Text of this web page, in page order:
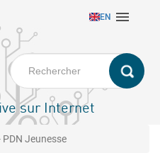
EN 
sur Internet
PDN Jeunesse